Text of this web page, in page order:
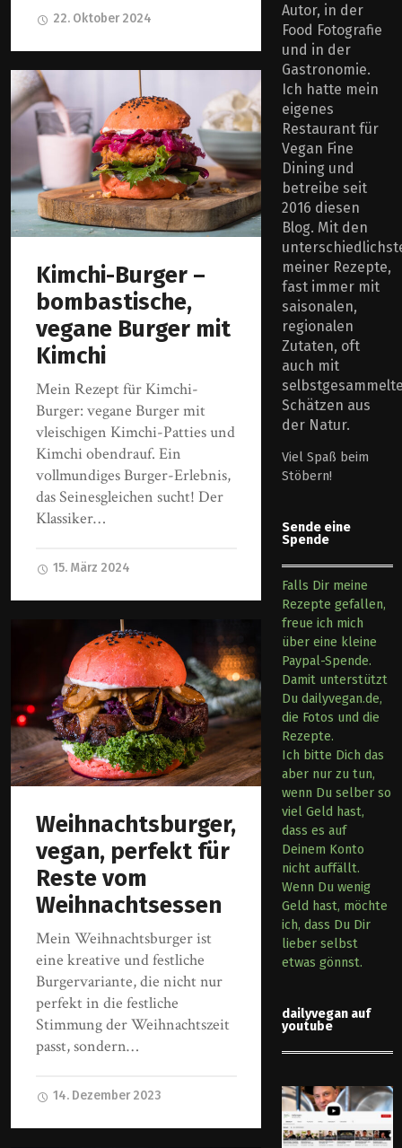
22. Oktober 2024
Kimchi-Burger –
bombastische,
vegane Burger mit
Kimchi
Mein Rezept für Kimchi-
Burger: vegane Burger mit
vleischigen Kimchi-Patties und
Kimchi obendrauf. Ein
vollmundiges Burger-Erlebnis,
das Seinesgleichen sucht! Der
Klassiker…
15. März 2024
Weihnachtsburger,
vegan, perfekt für
Reste vom
Weihnachtsessen
Mein Weihnachtsburger ist
eine kreative und festliche
Burgervariante, die nicht nur
perfekt in die festliche
Stimmung der Weihnachtszeit
passt, sondern…
14. Dezember 2023
Autor, in der
Food Fotografie
und in der
Gastronomie.
Ich hatte mein
eigenes
Restaurant für
Vegan Fine
Dining und
betreibe seit
2016 diesen
Blog. Mit den
meiner Rezepte,
fast immer mit
saisonalen,
regionalen
Zutaten, oft
auch mit
Schätzen aus
der Natur.
Viel Spaß beim
Stöbern!
Sende eine
Spende
Falls Dir meine
Rezepte gefallen,
freue ich mich
über eine kleine
Paypal-Spende.
Damit unterstützt
Du dailyvegan.de,
die Fotos und die
Rezepte.
Ich bitte Dich das
aber nur zu tun,
wenn Du selber so
viel Geld hast,
dass es auf
Deinem Konto
nicht auffällt.
Wenn Du wenig
Geld hast, möchte
ich, dass Du Dir
lieber selbst
etwas gönnst.
dailyvegan auf
youtube